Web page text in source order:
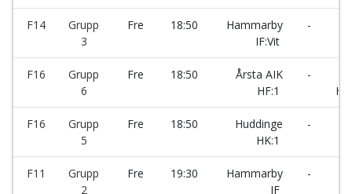
F14
Grupp
3
Fre 18:50
Hammarby
IF:Vit
-
F16
Grupp
6
Fre 18:50
Årsta AIK
HF:1
-
F16
Grupp
5
Fre 18:50
Huddinge
HK:1
-
F11
Grupp
2
Fre 19:30
Hammarby
IF
-